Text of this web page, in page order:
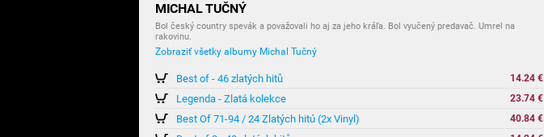
MICHAL TUČNÝ
Bol český country spevák a považovali ho aj za jeho kráľa. Bol vyučený predavač. Umrel na
rakovinu.
Zobraziť všetky albumy Michal Tučný
Best of - 46 zlatých hitů 14.24 €
Legenda - Zlatá kolekce 23.74 €
Best Of 71-94 / 24 Zlatých hitú (2x Vinyl) 40.84 €